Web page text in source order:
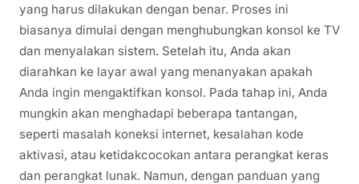
yang harus dilakukan dengan benar. Proses ini
biasanya dimulai dengan menghubungkan konsol ke TV
dan menyalakan sistem. Setelah itu, Anda akan
diarahkan ke layar awal yang menanyakan apakah
Anda ingin mengaktifkan konsol. Pada tahap ini, Anda
mungkin akan menghadapi beberapa tantangan,
seperti masalah koneksi internet, kesalahan kode
aktivasi, atau ketidakcocokan antara perangkat keras
dan perangkat lunak. Namun, dengan panduan yang